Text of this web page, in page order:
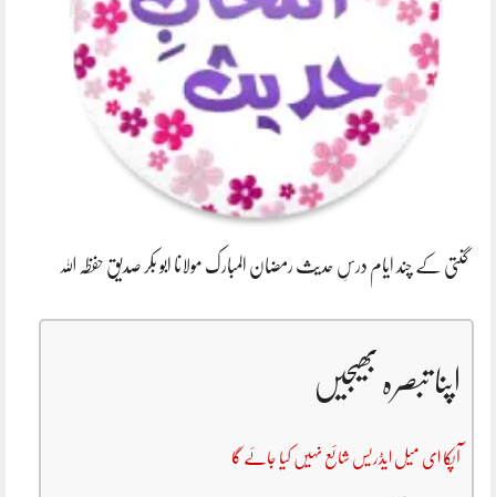
گنتی کے چند ایام درسِ حدیث رمضان المبارک مولانا ابو بکر صدیق حفظہ اللہ
اپنا تبصرہ بھیجیں
آپکا ای میل ایڈریس شائع نہیں کیا جائے گا